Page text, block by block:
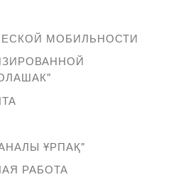
МОБИЛЬНОСТИ
ҰРПАҚ"
РАБОТА